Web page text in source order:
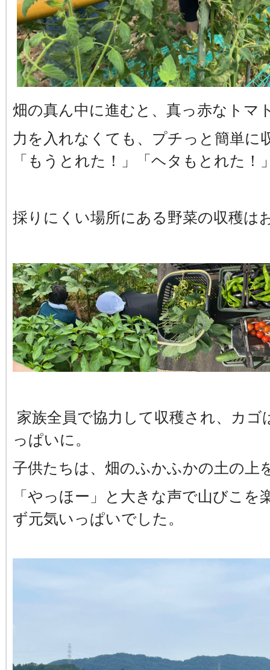
畑の真ん中に進むと、真っ赤なトマ
力を入れなくても、プチっと簡単に
「もうとれた！」「ヘタもとれた！
採りにくい場所にある野菜の収穫
家族全員で協力して収穫され、カ
っぱいに。
子供たちは、畑のふかふかの土の上
「やっほー」と大きな声で山びこ
ず元気いっぱいでした。